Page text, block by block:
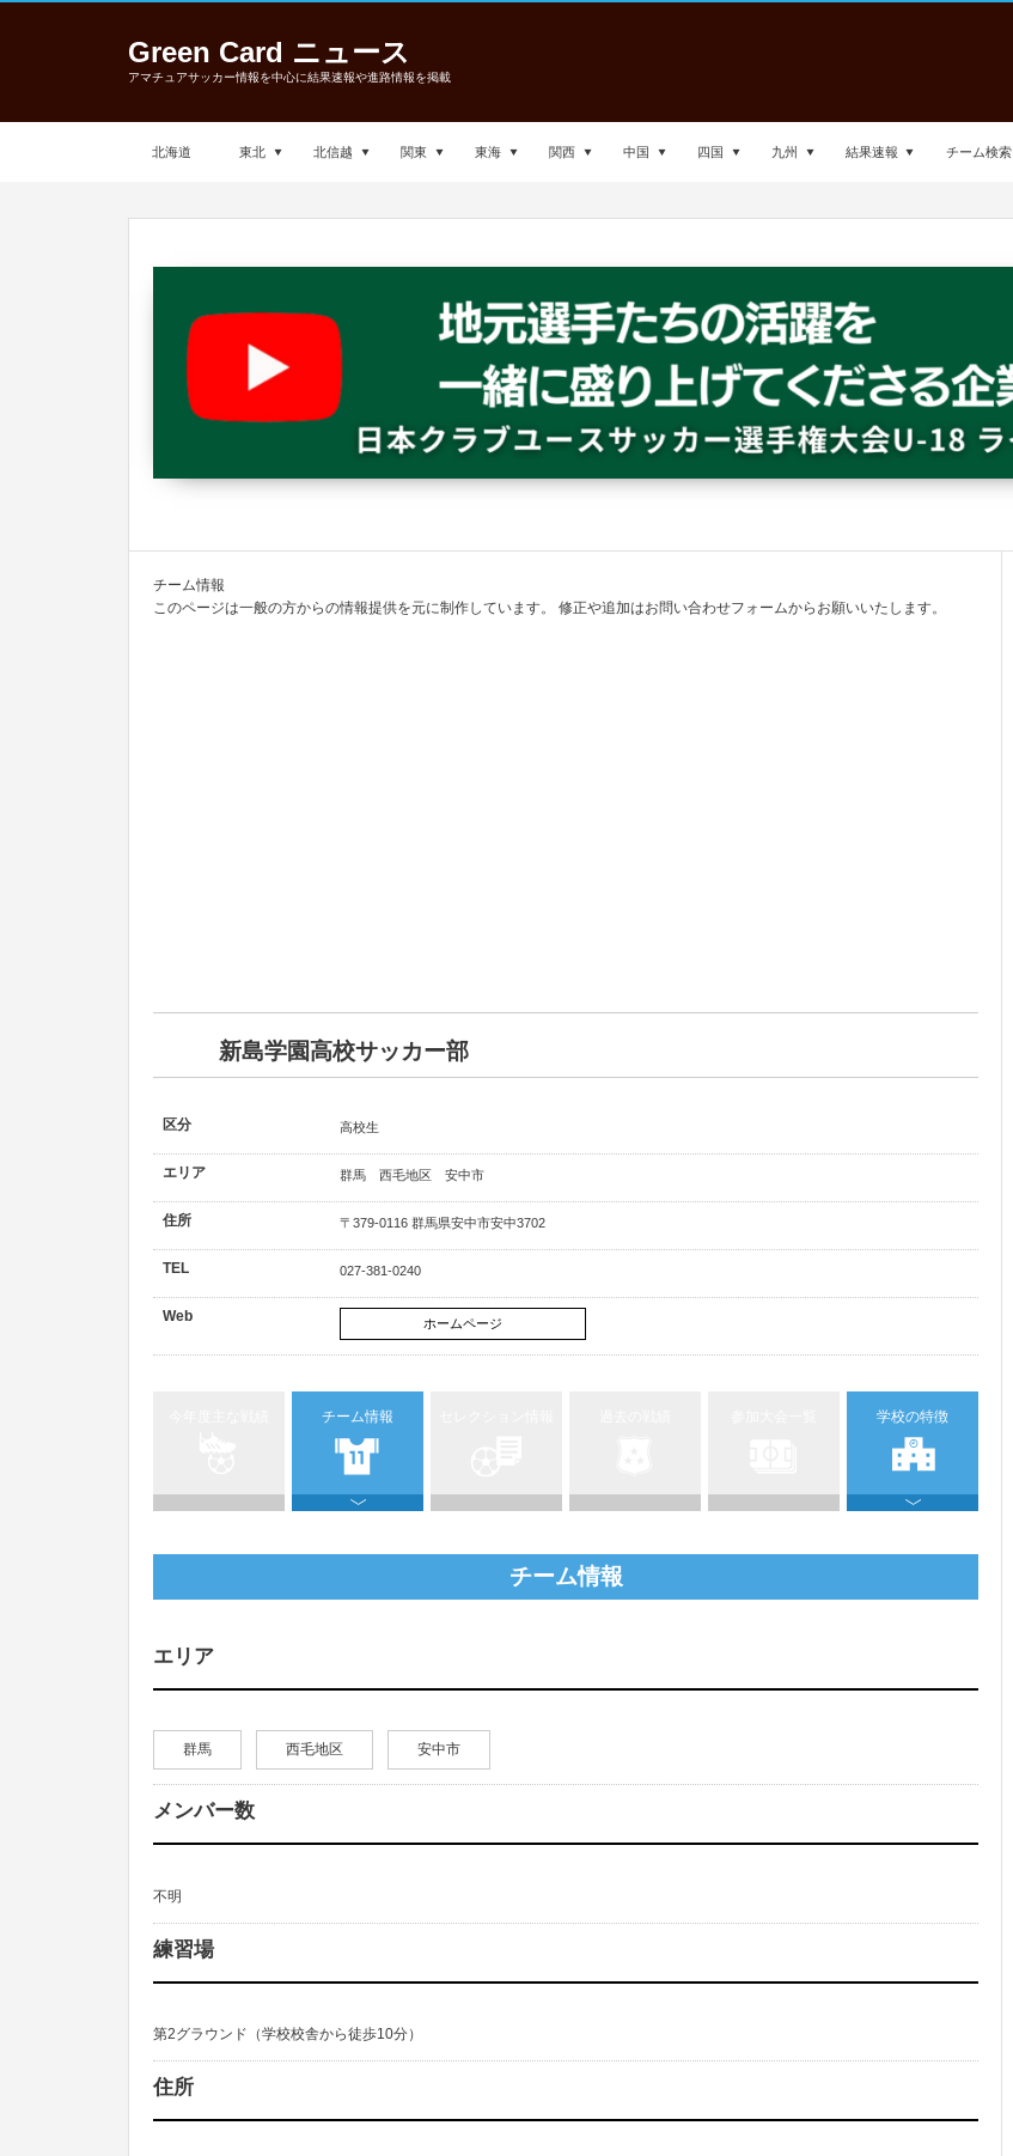
Green Card ニュース
アマチュアサッカー情報を中心に結果速報や進路情報を掲載
北海道 東北 北信越 関東 東海 関西 中国 四国 九州 結果速報 チーム検索
チーム情報
このページは一般の方からの情報提供を元に制作しています。 修正や追加はお問い合わせフォームからお願いいたします。
新島学園高校サッカー部
区分 高校生
エリア 群馬 西毛地区 安中市
住所 〒379-0116 群馬県安中市安中3702
TEL 027-381-0240
Web ホームページ
チーム情報 学校の特徴
チーム情報
エリア
群馬 西毛地区 安中市
メンバー数
不明
練習場
第2グラウンド（学校校舎から徒歩10分）
住所